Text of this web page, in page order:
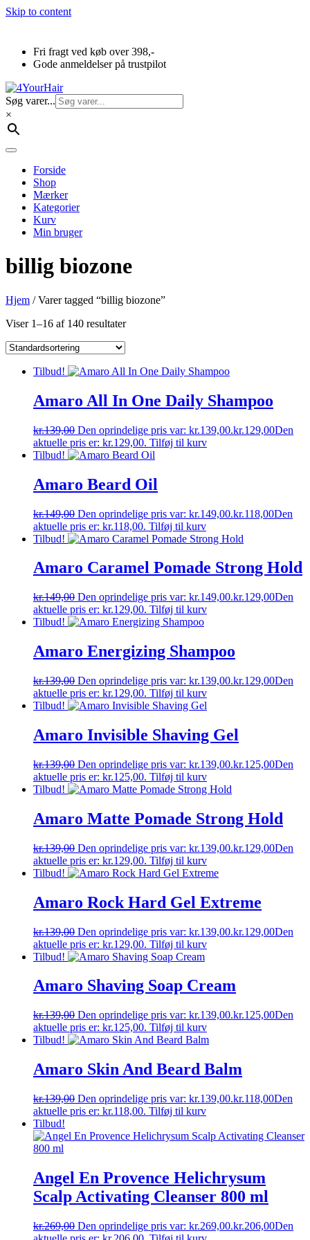
Skip to content
Fri fragt ved køb over 398,-
Gode anmeldelser på trustpilot
Søg varer...
×
Forside
Shop
Mærker
Kategorier
Kurv
Min bruger
billig biozone
Hjem / Varer tagged “billig biozone”
Viser 1–16 af 140 resultater
Tilbud!
Amaro All In One Daily Shampoo
kr.139,00 Den oprindelige pris var: kr.139,00.kr.129,00Den
aktuelle pris er: kr.129,00. Tilføj til kurv
Tilbud!
Amaro Beard Oil
kr.149,00 Den oprindelige pris var: kr.149,00.kr.118,00Den
aktuelle pris er: kr.118,00. Tilføj til kurv
Tilbud!
Amaro Caramel Pomade Strong Hold
kr.149,00 Den oprindelige pris var: kr.149,00.kr.129,00Den
aktuelle pris er: kr.129,00. Tilføj til kurv
Tilbud!
Amaro Energizing Shampoo
kr.139,00 Den oprindelige pris var: kr.139,00.kr.129,00Den
aktuelle pris er: kr.129,00. Tilføj til kurv
Tilbud!
Amaro Invisible Shaving Gel
kr.139,00 Den oprindelige pris var: kr.139,00.kr.125,00Den
aktuelle pris er: kr.125,00. Tilføj til kurv
Tilbud!
Amaro Matte Pomade Strong Hold
kr.139,00 Den oprindelige pris var: kr.139,00.kr.129,00Den
aktuelle pris er: kr.129,00. Tilføj til kurv
Tilbud!
Amaro Rock Hard Gel Extreme
kr.139,00 Den oprindelige pris var: kr.139,00.kr.129,00Den
aktuelle pris er: kr.129,00. Tilføj til kurv
Tilbud!
Amaro Shaving Soap Cream
kr.139,00 Den oprindelige pris var: kr.139,00.kr.125,00Den
aktuelle pris er: kr.125,00. Tilføj til kurv
Tilbud!
Amaro Skin And Beard Balm
kr.139,00 Den oprindelige pris var: kr.139,00.kr.118,00Den
aktuelle pris er: kr.118,00. Tilføj til kurv
Tilbud!
Angel En Provence Helichrysum
Scalp Activating Cleanser 800 ml
kr.269,00 Den oprindelige pris var: kr.269,00.kr.206,00Den